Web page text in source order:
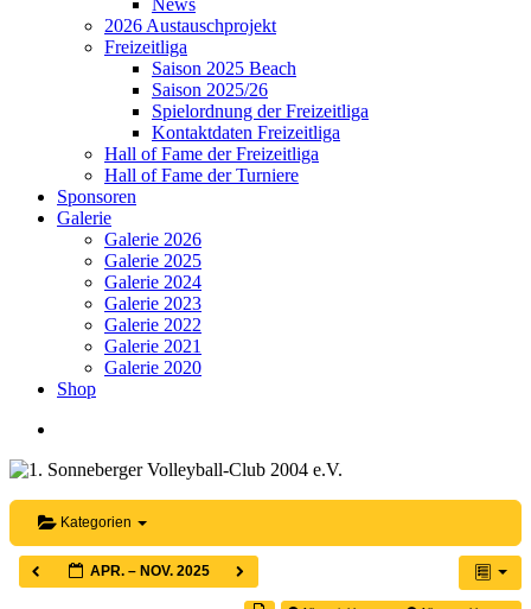
News
2026 Austauschprojekt
Freizeitliga
Saison 2025 Beach
Saison 2025/26
Spielordnung der Freizeitliga
Kontaktdaten Freizeitliga
Hall of Fame der Freizeitliga
Hall of Fame der Turniere
Sponsoren
Galerie
Galerie 2026
Galerie 2025
Galerie 2024
Galerie 2023
Galerie 2022
Galerie 2021
Galerie 2020
Shop
Kategorien
APR. – NOV. 2025